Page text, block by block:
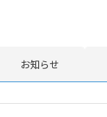
お知らせ